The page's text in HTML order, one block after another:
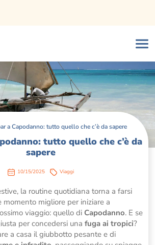
a Capodanno: tutto quello che c’è da sapere
tutto quello che c’è da
sapere
10/15/2025 Viaggi
la routine quotidiana torna a farsi
momento migliore per iniziare a
viaggio: quello di Capodanno. E se
per concedersi unafuga ai tropici?
a casa il giubbotto pesante e di